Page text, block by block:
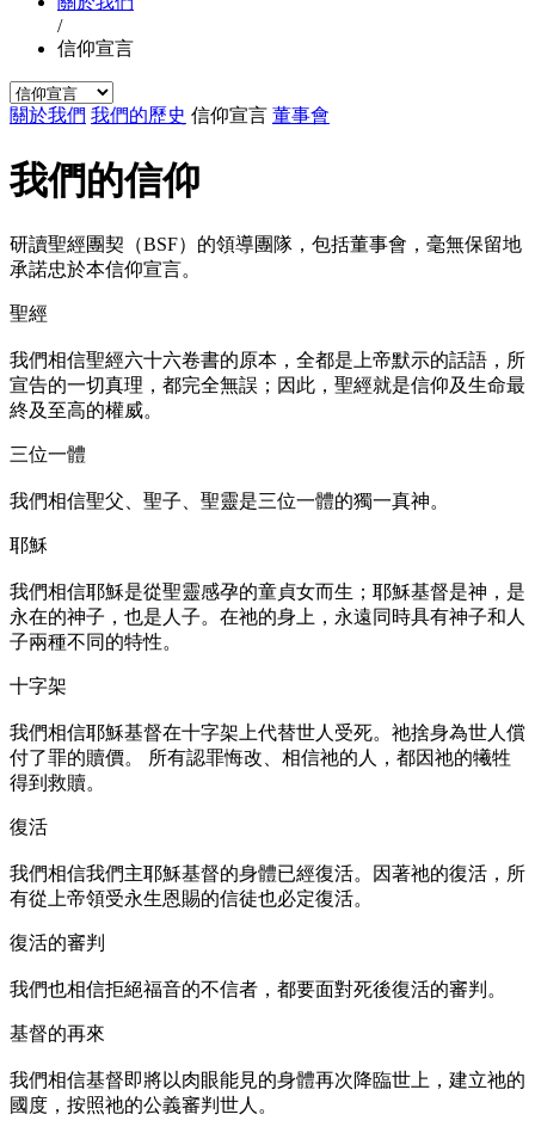
/
信仰宣言
關於我們 我們的歷史 信仰宣言 董事會
我們的信仰
研讀聖經團契（BSF）的領導團隊，包括董事會，毫無保留地
承諾忠於本信仰宣言。
聖經
我們相信聖經六十六卷書的原本，全都是上帝默示的話語，所
宣告的一切真理，都完全無誤；因此，聖經就是信仰及生命最
終及至高的權威。
三位一體
我們相信聖父、聖子、聖靈是三位一體的獨一真神。
耶穌
我們相信耶穌是從聖靈感孕的童貞女而生；耶穌基督是神，是
永在的神子，也是人子。在祂的身上，永遠同時具有神子和人
子兩種不同的特性。
十字架
我們相信耶穌基督在十字架上代替世人受死。祂捨身為世人償
付了罪的贖價。 所有認罪悔改、相信祂的人，都因祂的犧牲
得到救贖。
復活
我們相信我們主耶穌基督的身體已經復活。因著祂的復活，所
有從上帝領受永生恩賜的信徒也必定復活。
復活的審判
我們也相信拒絕福音的不信者，都要面對死後復活的審判。
基督的再來
我們相信基督即將以肉眼能見的身體再次降臨世上，建立祂的
國度，按照祂的公義審判世人。